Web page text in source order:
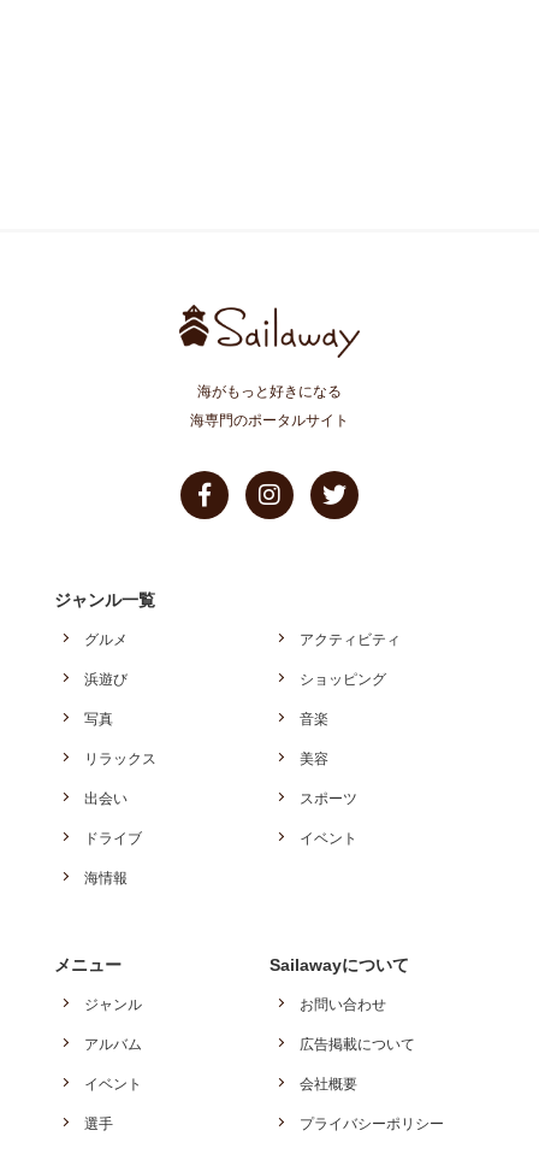
海がもっと好きになる
海専門のポータルサイト
ジャンル一覧
グルメ アクティビティ
浜遊び ショッピング
写真 音楽
リラックス 美容
出会い スポーツ
ドライブ イベント
海情報
メニュー
ジャンル
アルバム
イベント
選手
Sailawayについて
お問い合わせ
広告掲載について
会社概要
プライバシーポリシー